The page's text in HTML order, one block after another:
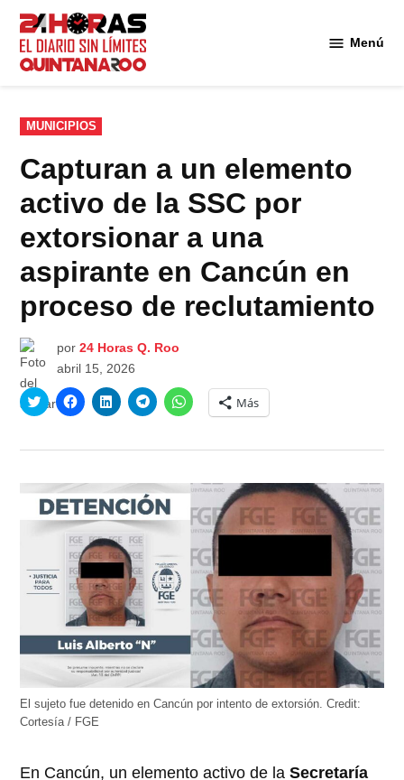
Saltar
contenido
Menú
PUBLICADO
EN
MUNICIPIOS
Capturan a un elemento
activo de la SSC por
extorsionar a una
aspirante en Cancún en
proceso de reclutamiento
por 24 Horas Q. Roo
abril 15, 2026
Haz
clic
en
abre
en
una
ventana
nueva)
Haz
clic
en
abre
en
una
ventana
nueva)
Haz
clic
en
abre
en
una
ventana
nueva)
Haz
clic
en
abre
en
una
ventana
nueva)
Haz
clic
para
en
abre
en
una
ventana
nueva)
Más
El sujeto fue detenido en Cancún por intento de extorsión.Credit:
Cortesía / FGE
En Cancún, un elemento activo de laSecretaría